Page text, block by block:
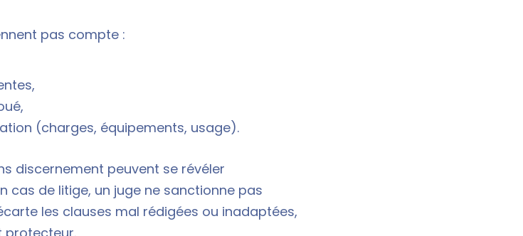
pas compte :
(charges, équipements, usage).
discernement peuvent se révéler
cas de litige, un juge ne sanctionne pas
les clauses mal rédigées ou inadaptées,